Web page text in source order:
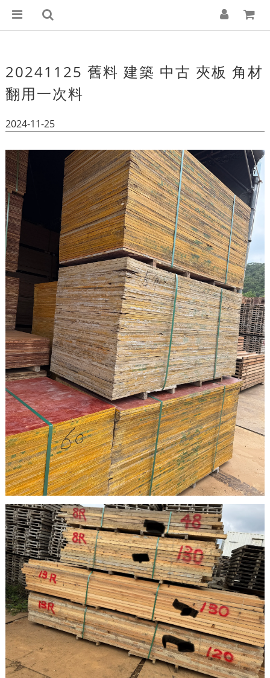
20241125 舊料 建築 中古 夾板 角材
翻用一次料
2024-11-25